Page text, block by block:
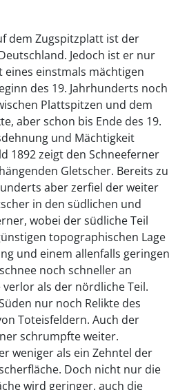
dem Zugspitzplatt ist der
Jedoch ist er nur
eines einstmals mächtigen
des 19. Jahrhunderts noch
Plattspitzen und dem
aber schon bis Ende des 19.
und Mächtigkeit
1892 zeigt den Schneeferner
Gletscher. Bereits zu
aber zerfiel der weiter
in den südlichen und
wobei der südliche Teil
topographischen Lage
und einem allenfalls geringen
noch schneller an
als der nördliche Teil.
nur noch Relikte des
Toteisfeldern. Auch der
schrumpfte weiter.
weniger als ein Zehntel der
Doch nicht nur die
wird geringer, auch die